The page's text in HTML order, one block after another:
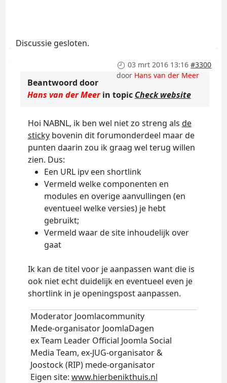
Discussie gesloten.
03 mrt 2016 13:16 #3300
door Hans van der Meer
Beantwoord door
Hans van der Meerin topic Check website
Hoi NABNL, ik ben wel niet zo streng als de
stickybovenin dit forumonderdeel maar de
punten daarin zou ik graag wel terug willen
zien. Dus:
Een URL ipv een shortlink
Vermeld welke componenten en
modules en overige aanvullingen (en
eventueel welke versies) je hebt
gebruikt;
Vermeld waar de site inhoudelijk over
gaat
Ik kan de titel voor je aanpassen want die is
ook niet echt duidelijk en eventueel even je
shortlink in je openingspost aanpassen.
Moderator Joomlacommunity
Mede-organisator JoomlaDagen
ex Team Leader Official Joomla Social
Media Team, ex-JUG-organisator &
Joostock (RIP) mede-organisator
Eigen site: www.hierbenikthuis.nl